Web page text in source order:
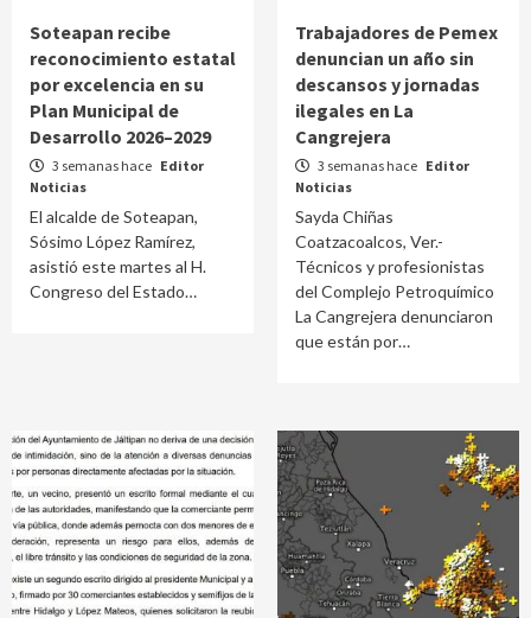
Soteapan recibe
reconocimiento estatal
por excelencia en su
Plan Municipal de
Desarrollo 2026–2029
3 semanas hace Editor
Noticias
El alcalde de Soteapan,
Sósimo López Ramírez,
asistió este martes al H.
Congreso del Estado…
Trabajadores de Pemex
denuncian un año sin
descansos y jornadas
ilegales en La
Cangrejera
3 semanas hace Editor
Noticias
Sayda Chiñas
Coatzacoalcos, Ver.-
Técnicos y profesionistas
del Complejo Petroquímico
La Cangrejera denunciaron
que están por…